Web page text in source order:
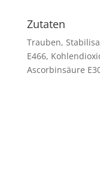
Zutaten
Trauben,
E466,
Ascorbinsäure